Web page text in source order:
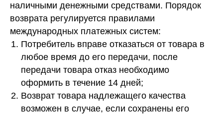
наличными денежными средствами. Порядок
возврата регулируется правилами
международных платежных систем:
Потребитель вправе отказаться от товара в
любое время до его передачи, после
передачи товара отказ необходимо
оформить в течение 14 дней;
Возврат товара надлежащего качества
возможен в случае, если сохранены его